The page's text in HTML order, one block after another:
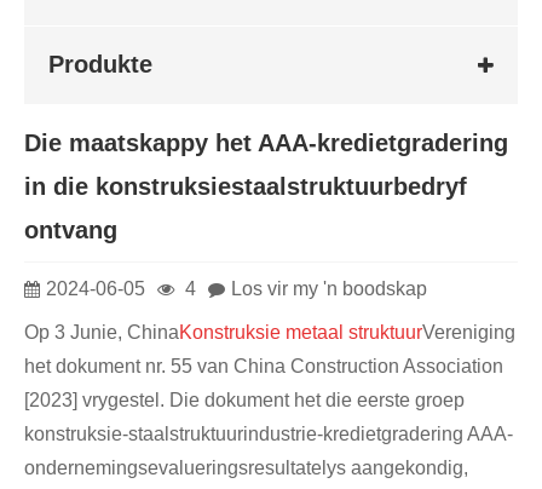
Produkte
Die maatskappy het AAA-kredietgradering
in die konstruksiestaalstruktuurbedryf
ontvang
2024-06-05 4 Los vir my 'n boodskap
Op 3 Junie, ChinaKonstruksie metaal struktuurVereniging
het dokument nr. 55 van China Construction Association
[2023] vrygestel. Die dokument het die eerste groep
konstruksie-staalstruktuurindustrie-kredietgradering AAA-
ondernemingsevalueringsresultatelys aangekondig,